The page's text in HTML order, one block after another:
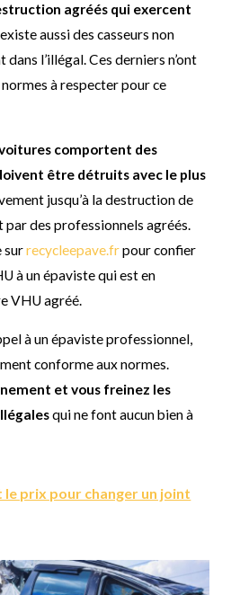
agréés qui exercent
aussi des casseurs non
l’illégal. Ces derniers n’ont
à respecter pour ce
comportent des
être détruits avec le plus
jusqu’à la destruction de
des professionnels agréés.
surrecycleepave.frpour confier
à un épaviste qui est en
VHU agréé.
à un épaviste professionnel,
conforme aux normes.
et vous freinez les
qui ne font aucun bien à
le prix pour changer un joint